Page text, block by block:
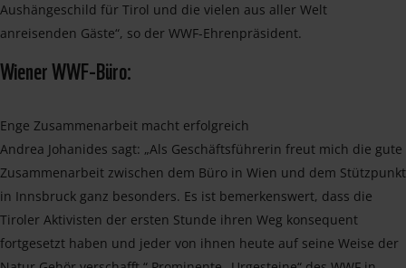
Aushängeschild für Tirol und die vielen aus aller Welt
anreisenden Gäste“, so der WWF-Ehrenpräsident.
Wiener WWF-Büro:
Enge Zusammenarbeit macht erfolgreich
Andrea Johanides sagt: „Als Geschäftsführerin freut mich die gute
Zusammenarbeit zwischen dem Büro in Wien und dem Stützpunkt
in Innsbruck ganz besonders. Es ist bemerkenswert, dass die
Tiroler Aktivisten der ersten Stunde ihren Weg konsequent
fortgesetzt haben und jeder von ihnen heute auf seine Weise der